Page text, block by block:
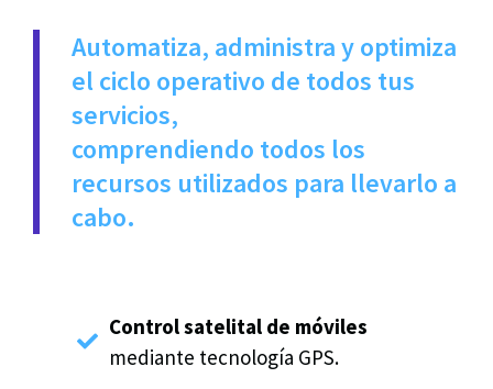
Automatiza, administra y optimiza
el ciclo operativo de todos tus
servicios,
comprendiendo todos los
recursos utilizados para llevarlo a
cabo.
Control satelital de móviles
mediante tecnología GPS.